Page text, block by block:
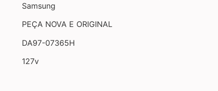
Samsung
PEÇA NOVA E ORIGINAL
DA97-07365H
127v